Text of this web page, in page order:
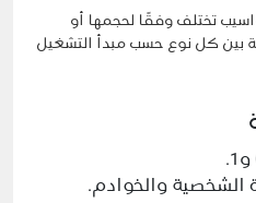
تختلف وفقًا لحجمها أو
بين كل نوع حسب مبدأ التشغيل
الشخصية والخوادم.